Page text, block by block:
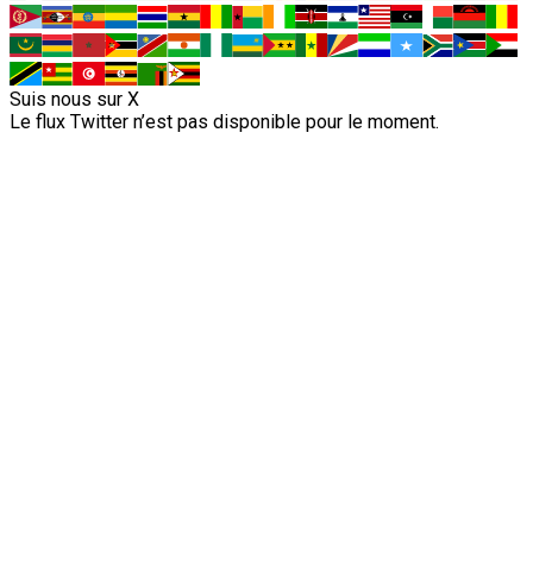
Suis nous sur X
Le flux Twitter n’est pas disponible pour le moment.